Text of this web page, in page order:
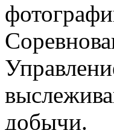
добычи.